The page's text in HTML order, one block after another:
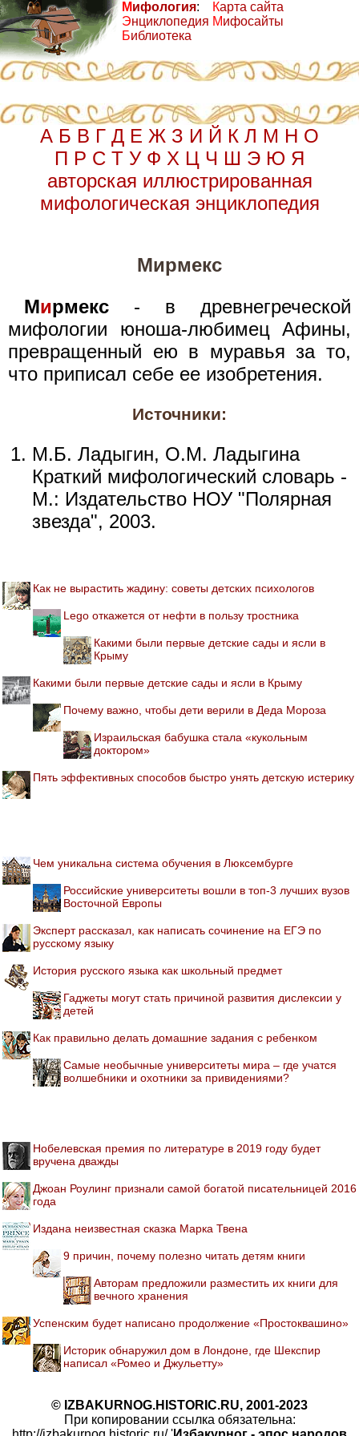
Мифология:
Энциклопедия
Библиотека
Карта сайта
Мифосайты
А Б В Г Д Е Ж З И Й К Л М Н О
П Р С Т У Ф Х Ц Ч Ш Э Ю Я
авторская иллюстрированная
мифологическая энциклопедия
Мирмекс
Мирмекс - в древнегреческой
мифологии юноша-любимец Афины,
превращенный ею в муравья за то,
что приписал себе ее изобретения.
Источники:
М.Б. Ладыгин, О.М. Ладыгина
Краткий мифологический словарь -
М.: Издательство НОУ "Полярная
звезда", 2003.
Как не вырастить жадину: советы детских психологов
Lego откажется от нефти в пользу тростника
Какими были первые детские сады и ясли в
Крыму
Какими были первые детские сады и ясли в Крыму
Почему важно, чтобы дети верили в Деда Мороза
Израильская бабушка стала «кукольным
доктором»
Пять эффективных способов быстро унять детскую истерику
Чем уникальна система обучения в Люксембурге
Российские университеты вошли в топ-3 лучших вузов
Восточной Европы
Эксперт рассказал, как написать сочинение на ЕГЭ по
русскому языку
История русского языка как школьный предмет
Гаджеты могут стать причиной развития дислексии у
детей
Как правильно делать домашние задания с ребенком
Самые необычные университеты мира – где учатся
волшебники и охотники за привидениями?
Нобелевская премия по литературе в 2019 году будет
вручена дважды
Джоан Роулинг признали самой богатой писательницей 2016
года
Издана неизвестная сказка Марка Твена
9 причин, почему полезно читать детям книги
Авторам предложили разместить их книги для
вечного хранения
Успенским будет написано продолжение «Простоквашино»
Историк обнаружил дом в Лондоне, где Шекспир
написал «Ромео и Джульетту»
© IZBAKURNOG.HISTORIC.RU, 2001-2023
При копировании ссылка обязательна: